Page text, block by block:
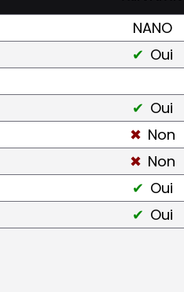
NANO
Oui
Oui
Non
Non
Oui
Oui